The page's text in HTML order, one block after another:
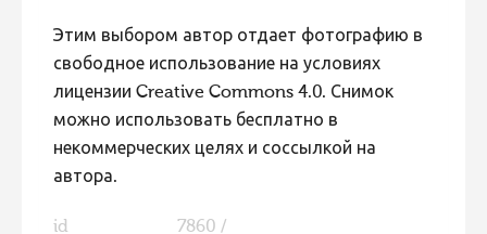
Этим выбором автор отдает фотографию в
свободное использование на условиях
лицензии Creative Commons 4.0. Снимок
можно использовать бесплатно в
некоммерческих целях и соссылкой на
автора.
id 7860 /